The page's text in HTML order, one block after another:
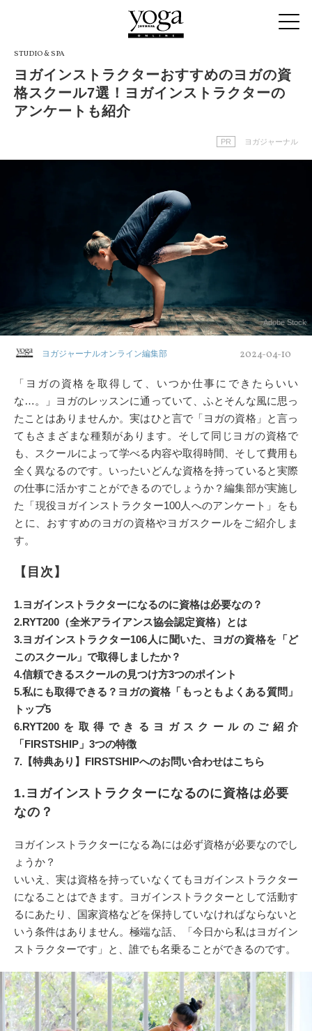
STUDIO & SPA
ヨガインストラクターおすすめのヨガの資
格スクール7選！ヨガインストラクターの
アンケートも紹介
PR ヨガジャーナル
Adobe Stock
ヨガジャーナルオンライン編集部 2024-04-10
「ヨガの資格を取得して、いつか仕事にできたらいい
な…。」ヨガのレッスンに通っていて、ふとそんな風に思っ
たことはありませんか。実はひと言で「ヨガの資格」と言っ
てもさまざまな種類があります。そして同じヨガの資格で
も、スクールによって学べる内容や取得時間、そして費用も
全く異なるのです。いったいどんな資格を持っていると実際
の仕事に活かすことができるのでしょうか？編集部が実施し
た「現役ヨガインストラクター100人へのアンケート」をも
とに、おすすめのヨガの資格やヨガスクールをご紹介しま
す。
【目次】
1.ヨガインストラクターになるのに資格は必要なの？
2.RYT200（全米アライアンス協会認定資格）とは
3.ヨガインストラクター106人に聞いた、ヨガの資格を「ど
このスクール」で取得しましたか？
4.信頼できるスクールの見つけ方3つのポイント
5.私にも取得できる？ヨガの資格「もっともよくある質問」
トップ5
6.RYT200を取得できるヨガスクールのご紹介
「FIRSTSHIP」3つの特徴
7.【特典あり】FIRSTSHIPへのお問い合わせはこちら
1.ヨガインストラクターになるのに資格は必要
なの？
ヨガインストラクターになる為には必ず資格が必要なのでし
ょうか？
いいえ、実は資格を持っていなくてもヨガインストラクター
になることはできます。ヨガインストラクターとして活動す
るにあたり、国家資格などを保持していなければならないと
いう条件はありません。極端な話、「今日から私はヨガイン
ストラクターです」と、誰でも名乗ることができるのです。